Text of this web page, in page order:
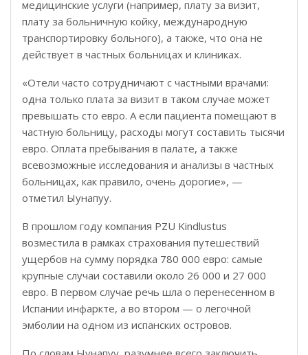
медицинские услуги (например, плату за визит,
плату за больничную койку, международную
транспортировку больного), а также, что она не
действует в частных больницах и клиниках.
«Отели часто сотрудничают с частными врачами:
одна только плата за визит в таком случае может
превышать сто евро. А если пациента помещают в
частную больницу, расходы могут составить тысячи
евро. Оплата пребывания в палате, а также
всевозможные исследования и анализы в частных
больницах, как правило, очень дорогие», —
отметил Ыунапуу.
В прошлом году компания PZU Kindlustus
возместила в рамках страхования путешествий
ущербов на сумму порядка 780 000 евро: самые
крупные случаи составили около 26 000 и 27 000
евро. В первом случае речь шла о перенесенном в
Испании инфаркте, а во втором — о легочной
эмболии на одном из испанских островов.